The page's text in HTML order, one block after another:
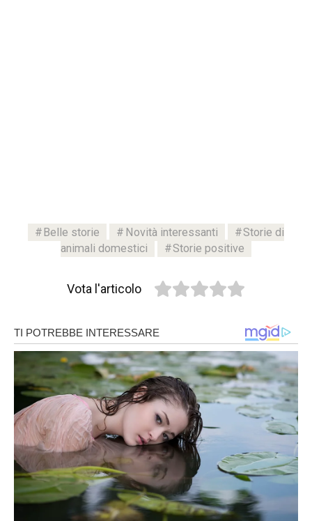
Belle storie Novità interessanti
Storie di
animali domestici
Storie positive
Vota l'articolo